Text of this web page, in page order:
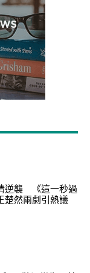
逆襲 《這一秒過
楚然兩劇引熱議